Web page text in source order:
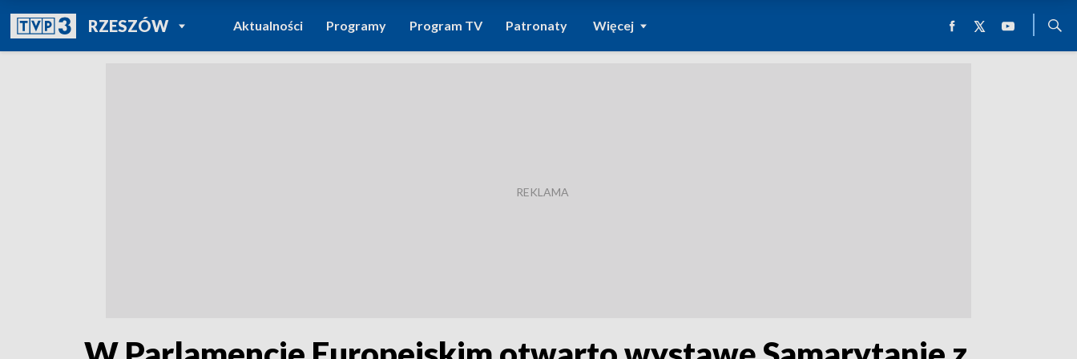
RZESZÓWPOWRÓT DO
TVP REGIONY
Aktualności Programy Program TV Patronaty Więcej